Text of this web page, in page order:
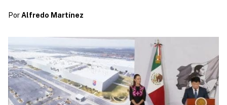
Por Alfredo Martínez